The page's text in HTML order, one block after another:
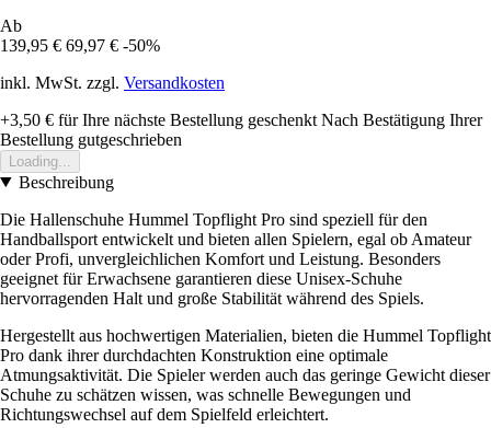
Ab
139,95 € 69,97 € -50%
inkl. MwSt. zzgl. Versandkosten
+3,50 € für Ihre nächste Bestellung geschenkt Nach Bestätigung Ihrer
Bestellung gutgeschrieben
Loading...
Beschreibung
Die Hallenschuhe Hummel Topflight Pro sind speziell für den
Handballsport entwickelt und bieten allen Spielern, egal ob Amateur
oder Profi, unvergleichlichen Komfort und Leistung. Besonders
geeignet für Erwachsene garantieren diese Unisex-Schuhe
hervorragenden Halt und große Stabilität während des Spiels.
Hergestellt aus hochwertigen Materialien, bieten die Hummel Topflight
Pro dank ihrer durchdachten Konstruktion eine optimale
Atmungsaktivität. Die Spieler werden auch das geringe Gewicht dieser
Schuhe zu schätzen wissen, was schnelle Bewegungen und
Richtungswechsel auf dem Spielfeld erleichtert.